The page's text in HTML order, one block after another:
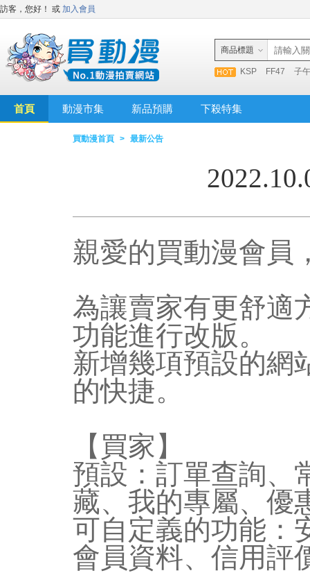
訪客，您好！ 或 加入會員
商品標題
KSP FF47 子
首頁 動漫市集 新品預購 下殺特集
買動漫首頁 > 最新公告
親愛的買動漫會員
為讓賣家有更舒適
功能進行改版。
新增幾項預設的網
的快捷。
【買家】
預設：訂單查詢、
藏、我的專屬、優
可自定義的功能：
會員資料、信用評